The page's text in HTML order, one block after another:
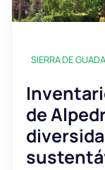
SIERRA DE
de